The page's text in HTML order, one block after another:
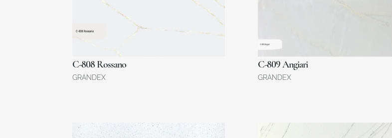
C-808 Rossano
GRANDEX
C-809 Angiari
GRANDEX